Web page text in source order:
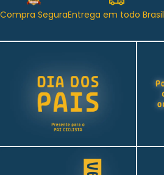
Compra SeguraEntrega em todo Brasil